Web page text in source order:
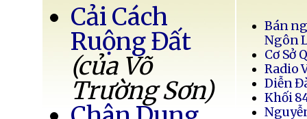
Cải Cách
Ruộng Đất
(của Võ
Trường Sơn)
Bán
Ngôn
Cơ Sở
Radio
Diễn
Khối